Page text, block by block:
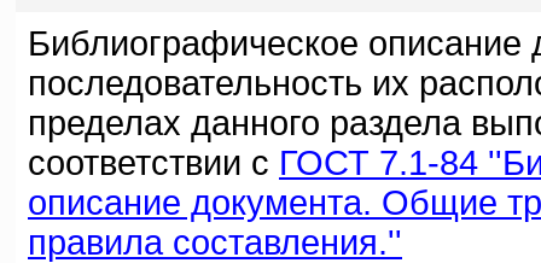
Библиографическое описание
последовательность их
пределах данного раздела
соответствии с ГОСТ 7.1-84
описание документа. Общие
правила составления.''